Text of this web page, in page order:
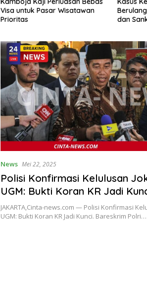
Berulang, BGN Siapkan Aturan
dan Sanksi bagi Dapur Naka
DPRD,
Punya
News Mei 22, 2025
Polisi Konfirmasi Kelulusan
UGM: Bukti Koran KR Jadi
JAKARTA,Cinta-news.com — Polisi Konfirmasi
UGM: Bukti Koran KR Jadi Kunci. Bareskrim Polri…